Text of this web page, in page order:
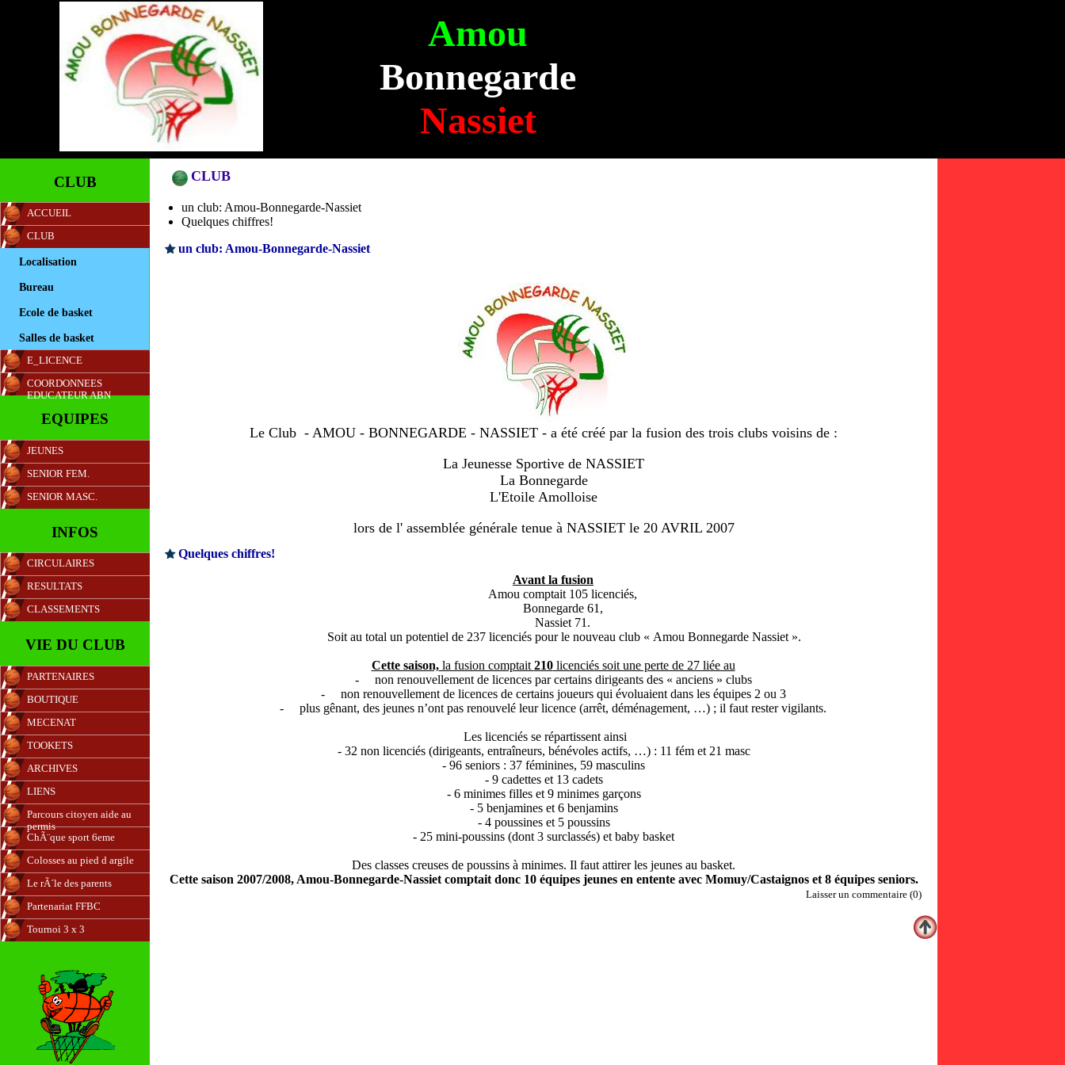
Amou
Bonnegarde
Nassiet
CLUB
ACCUEIL
CLUB
Localisation
Bureau
Ecole de basket
Salles de basket
E_LICENCE
COORDONNEES
EDUCATEUR ABN
EQUIPES
JEUNES
SENIOR FEM.
SENIOR MASC.
INFOS
CIRCULAIRES
RESULTATS
CLASSEMENTS
VIE DU CLUB
PARTENAIRES
BOUTIQUE
MECENAT
TOOKETS
ARCHIVES
LIENS
Parcours citoyen aide au
permis
ChÃ¨que sport 6eme
Colosses au pied d argile
Le rÃ´le des parents
Partenariat FFBC
Tournoi 3 x 3
CLUB
un club: Amou-Bonnegarde-Nassiet
Quelques chiffres!
un club: Amou-Bonnegarde-Nassiet
Le Club - AMOU - BONNEGARDE - NASSIET - a été créé par la fusion des trois clubs voisins de :
La Jeunesse Sportive de NASSIET
La Bonnegarde
L'Etoile Amolloise
lors de l' assemblée générale tenue à NASSIET le 20 AVRIL 2007
Quelques chiffres!
Avant la fusion
Amou comptait 105 licenciés,
Bonnegarde 61,
Nassiet 71.
Soit au total un potentiel de 237 licenciés pour le nouveau club « Amou Bonnegarde Nassiet ».
Cette saison,la fusion comptait 210licenciés soit une perte de 27 liée au
-
non renouvellement de licences par certains dirigeants des « anciens » clubs
-
non renouvellement de licences de certains joueurs qui évoluaient dans les équipes 2 ou 3
-
plus gênant, des jeunes n’ont pas renouvelé leur licence (arrêt, déménagement, …) ; il faut rester vigilants.
Les licenciés se répartissent ainsi
- 32 non licenciés (dirigeants, entraîneurs, bénévoles actifs, …) : 11 fém et 21 masc
- 96 seniors : 37 féminines, 59 masculins
- 9 cadettes et 13 cadets
- 6 minimes filles et 9 minimes garçons
- 5 benjamines et 6 benjamins
- 4 poussines et 5 poussins
- 25 mini-poussins (dont 3 surclassés) et baby basket
Des classes creuses de poussins à minimes. Il faut attirer les jeunes au basket.
Cette saison 2007/2008, Amou-Bonnegarde-Nassiet comptait donc 10 équipes jeunes en entente avec Momuy/Castaignos et 8 équipes seniors.
Laisser un commentaire (0)